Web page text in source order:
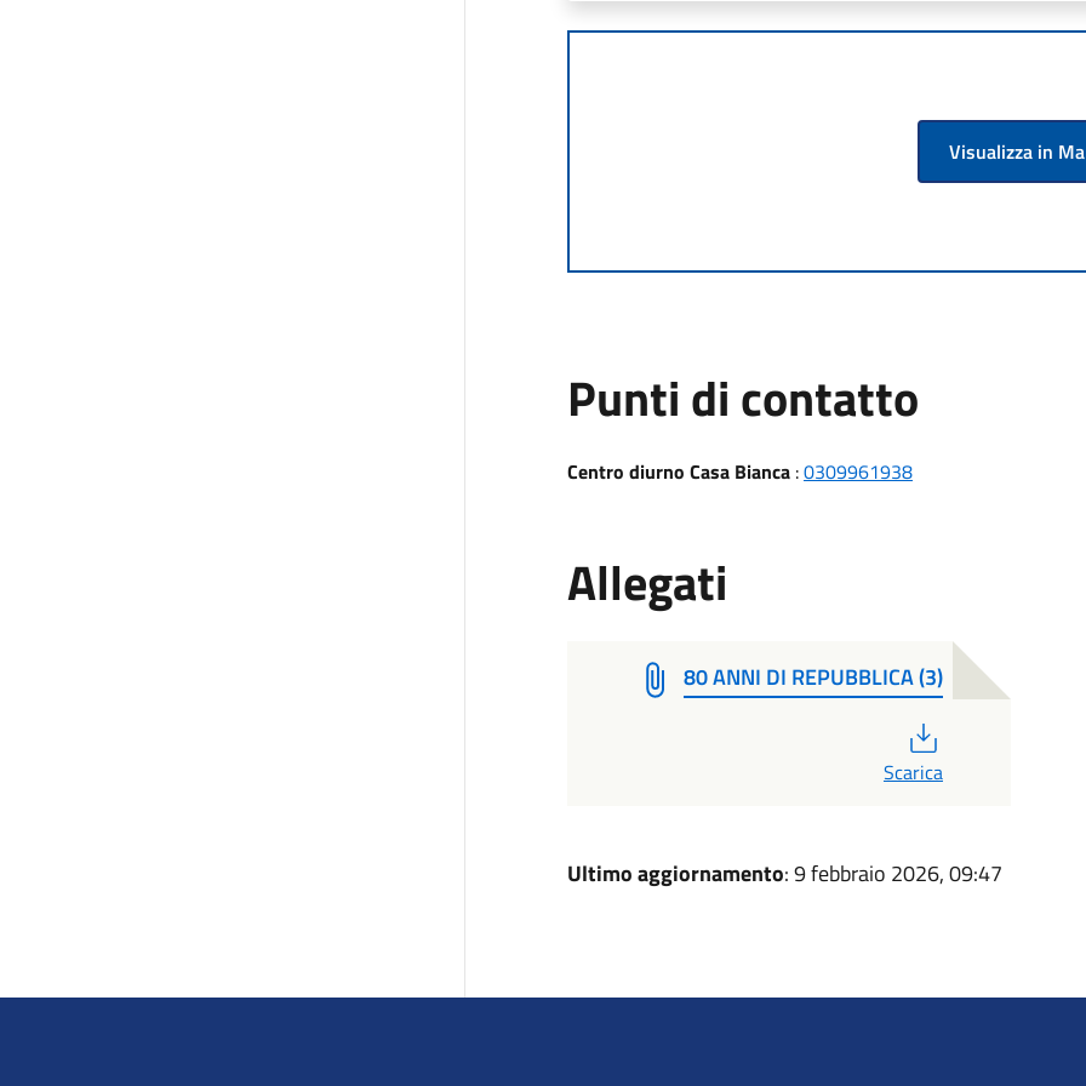
Visualizza in
Punti di contatto
Centro diurno Casa Bianca:0309961938
Allegati
80 ANNI DI REPUBBLICA (3)
Scarica
Ultimo aggiornamento: 9 febbraio 2026, 09:47